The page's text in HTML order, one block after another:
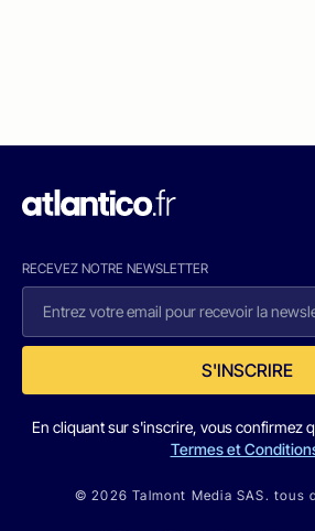
RECEVEZ NOTRE NEWSLETTER
S'INSCRIRE
En cliquant sur s'inscrire, vous confirmez
Termes et
© 2026 Talmont Media SAS. tous